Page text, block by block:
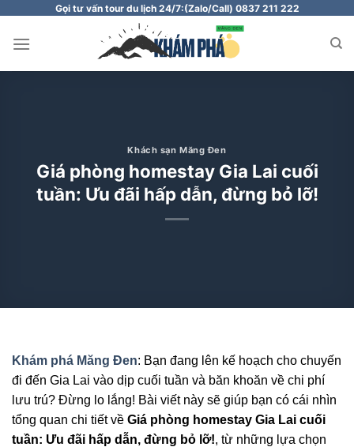
nội
dung
Gọi tư vấn tour du lịch 24/7:(Zalo/Call) 0837 211 222
Khách sạn Măng Đen
Giá phòng homestay Gia Lai cuối
tuần: Ưu đãi hấp dẫn, đừng bỏ lỡ!
Khám phá Măng Đen: Bạn đang lên kế hoạch cho chuyến
đi đến Gia Lai vào dịp cuối tuần và băn khoăn về chi phí
lưu trú? Đừng lo lắng! Bài viết này sẽ giúp bạn có cái nhìn
tổng quan chi tiết về Giá phòng homestay Gia Lai cuối
tuần: Ưu đãi hấp dẫn, đừng bỏ lỡ!, từ những lựa chọn